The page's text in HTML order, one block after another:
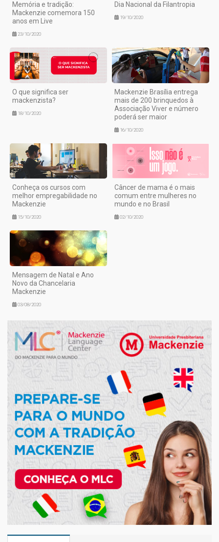
Memória e tradição:
Mackenzie comemora 150
anos em Live
23/10/2020
Dia Nacional da Filantropia
19/10/2020
O que significa ser
mackenzista?
18/10/2020
Mackenzie Brasília entrega
mais de 200 brinquedos à
Associação Viver e número
poderá ser maior
16/10/2020
Conheça os cursos com
melhor empregabilidade no
Mackenzie
15/10/2020
Câncer de mama é o mais
comum entre mulheres no
mundo e no Brasil
02/10/2020
Mensagem de Natal e Ano
Novo da Chancelaria
Mackenzie
03/08/2020